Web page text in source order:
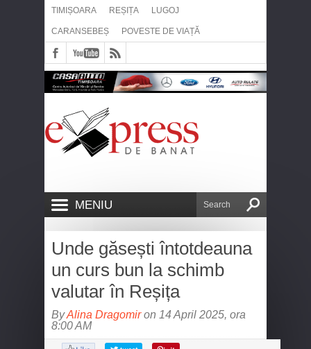
TIMIȘOARA REȘIȚA LUGOJ
CARANSEBEȘ POVESTE DE VIAȚĂ
MENIU
Unde găsești întotdeauna
un curs bun la schimb
valutar în Reșița
ByAlina Dragomiron 14 April 2025, ora
8:00 AM